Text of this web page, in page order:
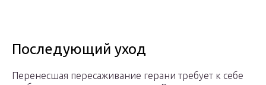
Последующий уход
Перенесшая пересаживание герани требует к себе